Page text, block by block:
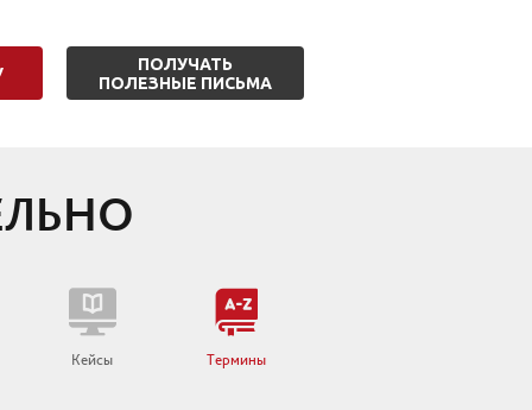
ПОЛУЧАТЬ
ПОЛЕЗНЫЕ ПИСЬМА
Кейсы Термины